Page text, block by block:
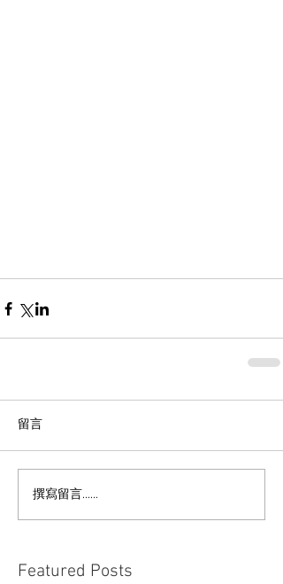
留言
撰寫留言......
Featured Posts